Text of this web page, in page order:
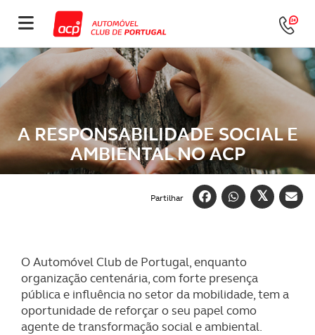
A RESPONSABILIDADE SOCIAL E
AMBIENTAL NO ACP
Partilhar
O Automóvel Club de Portugal, enquanto
organização centenária, com forte presença
pública e influência no setor da mobilidade, tem a
oportunidade de reforçar o seu papel como
agente de transformação social e ambiental.